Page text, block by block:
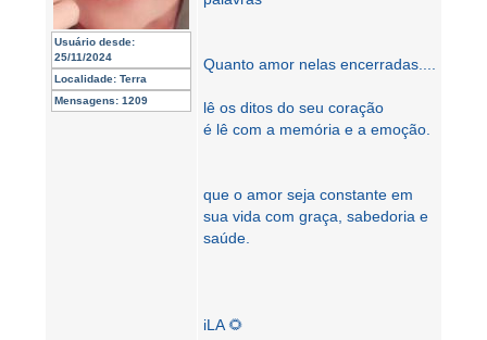
Usuário desde:
25/11/2024
Localidade: Terra
Mensagens: 1209
Quanto amor nelas encerradas....
lê os ditos do seu coração
é lê com a memória e a emoção.
que o amor seja constante em
sua vida com graça, sabedoria e
saúde.
iLA 🌻